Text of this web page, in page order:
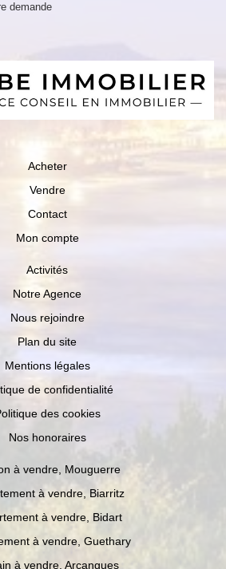
demande
Acheter
Vendre
Contact
Mon compte
Activités
Notre Agence
Nous rejoindre
Plan du site
Mentions légales
de confidentialité
des cookies
Nos honoraires
à vendre, Mouguerre
à vendre, Biarritz
à vendre, Bidart
à vendre, Guethary
à vendre, Arcangues